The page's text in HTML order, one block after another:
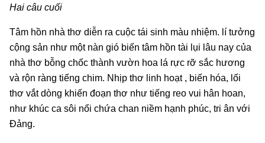
Hai câu cuối
Tâm hồn nhà thơ diễn ra cuộc tái sinh màu nhiệm. lí tưởng
cộng sản như một nàn gió biến tâm hồn tài lụi lâu nay của
nhà thơ bỗng chốc thành vườn hoa lá rực rỡ sắc hương
và rộn ràng tiếng chim. Nhịp thơ linh hoạt , biến hóa, lối
thơ vắt dòng khiến đoạn thơ như tiếng reo vui hân hoan,
như khúc ca sôi nổi chứa chan niềm hạnh phúc, tri ân với
Đảng.